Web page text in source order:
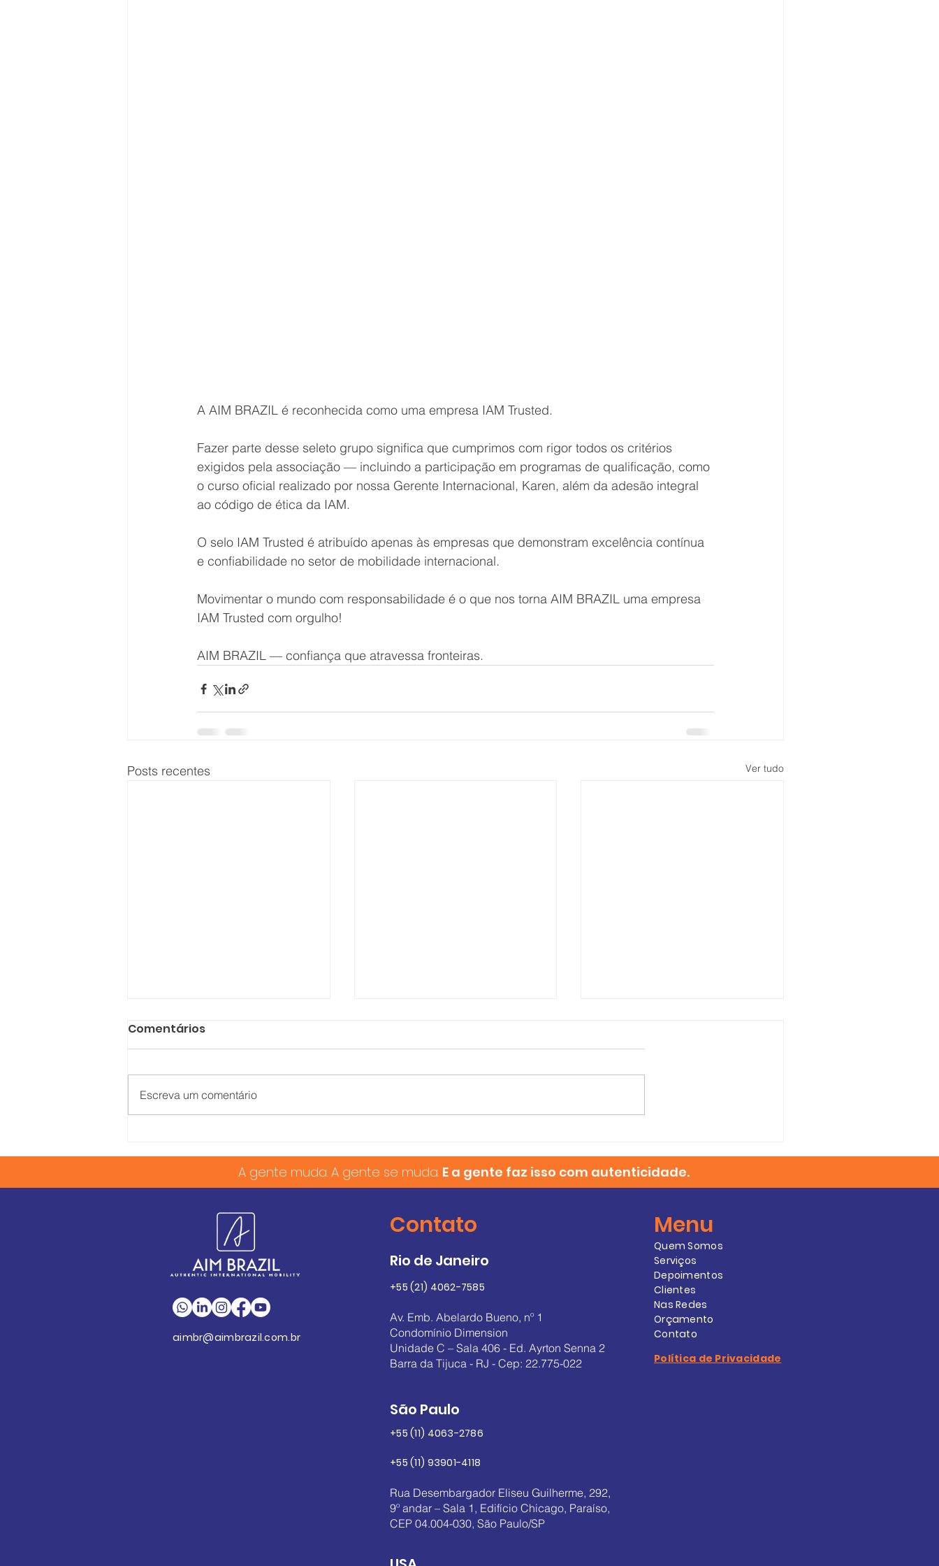
A AIM BRAZIL é reconhecida como uma empresa IAM Trusted.
Fazer parte desse seleto grupo significa que cumprimos com rigor todos os critérios
exigidos pela associação — incluindo a participação em programas de qualificação, como
o curso oficial realizado por nossa Gerente Internacional, Karen, além da adesão integral
ao código de ética da IAM.
O selo IAM Trusted é atribuído apenas às empresas que demonstram excelência contínua
e confiabilidade no setor de mobilidade internacional.
Movimentar o mundo com responsabilidade é o que nos torna AIM BRAZIL uma empresa
IAM Trusted com orgulho!
AIM BRAZIL — confiança que atravessa fronteiras.
Posts recentes Ver tudo
Amizade
Antes da Mudança
futuro, nós cuidamos do
caminho.
Comentários
Escreva um comentário
A gente muda. A gente se muda. E a gente faz isso com autenticidade.
aimbr@aimbrazil.com.br
Contato
Rio de Janeiro
+55 (21) 4062-7585
Av. Emb. Abelardo Bueno, nº 1
Condomínio Dimension
Unidade C – Sala 406 - Ed. Ayrton Senna 2
Barra da Tijuca - RJ - Cep: 22.775-022
Menu
Quem Somos
Serviços
Depoimentos
Clientes
Nas Redes
Orçamento
Contato
Política de Privacidade
São Paulo
+55 (11) 4063-2786
+55 (11) 93901-4118
Rua Desembargador Eliseu Guilherme, 292,
9º andar – Sala 1, Edifício Chicago, Paraíso,
CEP 04.004-030, São Paulo/SP